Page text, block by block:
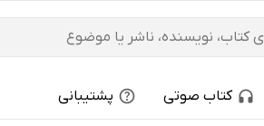
کتاب صوتی پشتیبانی